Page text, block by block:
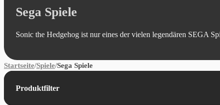
Sega Spiele
Sonic the Hedgehog ist nur eines der vielen legendären SEGA
Startseite/Spiele/Sega Spiele
Produktfilter